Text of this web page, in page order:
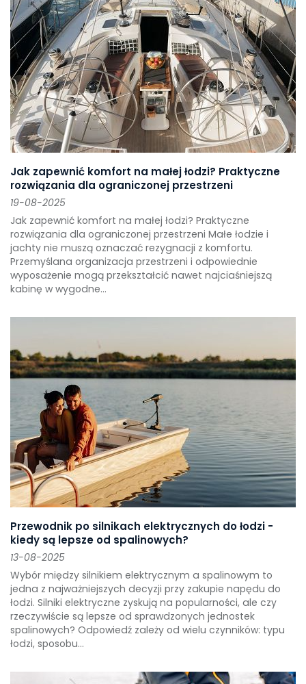
Jak zapewnić komfort na małej łodzi? Praktyczne
rozwiązania dla ograniczonej przestrzeni
19-08-2025
Jak zapewnić komfort na małej łodzi? Praktyczne
rozwiązania dla ograniczonej przestrzeni Małe łodzie i
jachty nie muszą oznaczać rezygnacji z komfortu.
Przemyślana organizacja przestrzeni i odpowiednie
wyposażenie mogą przekształcić nawet najciaśniejszą
kabinę w wygodne...
Przewodnik po silnikach elektrycznych do łodzi -
kiedy są lepsze od spalinowych?
13-08-2025
Wybór między silnikiem elektrycznym a spalinowym to
jedna z najważniejszych decyzji przy zakupie napędu do
łodzi. Silniki elektryczne zyskują na popularności, ale czy
rzeczywiście są lepsze od sprawdzonych jednostek
spalinowych? Odpowiedź zależy od wielu czynników: typu
łodzi, sposobu...